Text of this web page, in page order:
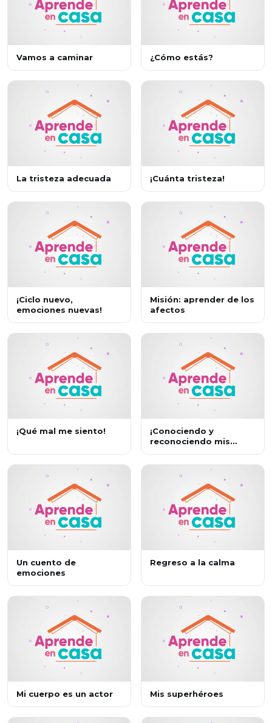
Vamos a caminar ¿Cómo estás?
La tristeza adecuada ¡Cuánta tristeza!
¡Ciclo nuevo,
emociones nuevas!
Misión: aprender de los
afectos
¡Qué mal me siento!
¡Conociendo y
reconociendo mis
Un cuento de
emociones
Regreso a la calma
Mi cuerpo es un actor Mis superhéroes